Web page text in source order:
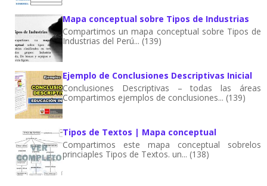
Mapa conceptual sobre Tipos de Industrias
Compartimos un mapa conceptual sobre Tipos de
Industrias del Perú... (139)
Ejemplo de Conclusiones Descriptivas Inicial
Conclusiones Descriptivas – todas las áreas
Compartimos ejemplos de conclusiones... (139)
Tipos de Textos | Mapa conceptual
Compartimos este mapa conceptual sobrelos
princiaples Tipos de Textos. un... (138)